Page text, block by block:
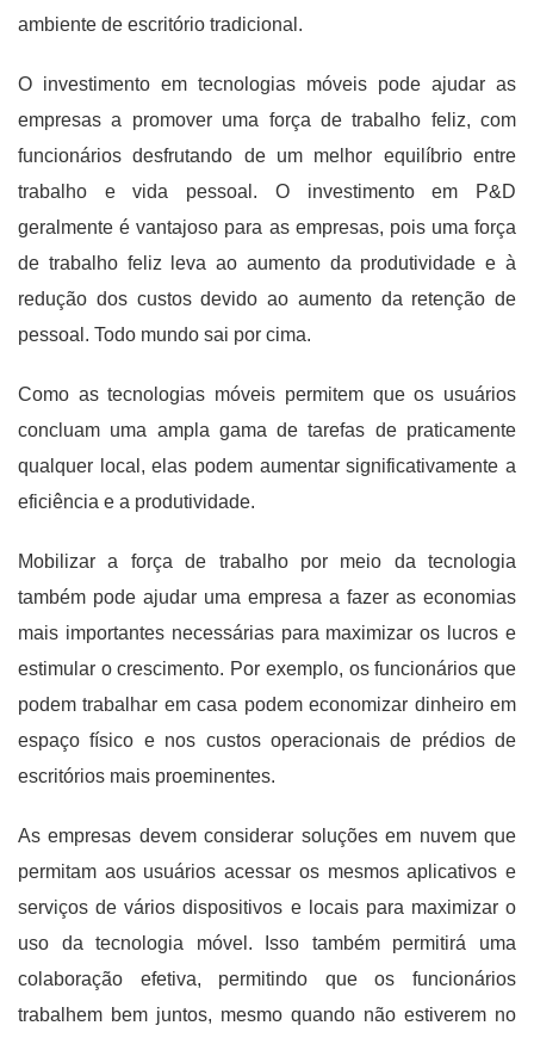
ambiente de escritório tradicional.
O investimento em tecnologias móveis pode ajudar as
empresas a promover uma força de trabalho feliz, com
funcionários desfrutando de um melhor equilíbrio entre
trabalho e vida pessoal. O investimento em P&D
geralmente é vantajoso para as empresas, pois uma força
de trabalho feliz leva ao aumento da produtividade e à
redução dos custos devido ao aumento da retenção de
pessoal. Todo mundo sai por cima.
Como as tecnologias móveis permitem que os usuários
concluam uma ampla gama de tarefas de praticamente
qualquer local, elas podem aumentar significativamente a
eficiência e a produtividade.
Mobilizar a força de trabalho por meio da tecnologia
também pode ajudar uma empresa a fazer as economias
mais importantes necessárias para maximizar os lucros e
estimular o crescimento. Por exemplo, os funcionários que
podem trabalhar em casa podem economizar dinheiro em
espaço físico e nos custos operacionais de prédios de
escritórios mais proeminentes.
As empresas devem considerar soluções em nuvem que
permitam aos usuários acessar os mesmos aplicativos e
serviços de vários dispositivos e locais para maximizar o
uso da tecnologia móvel. Isso também permitirá uma
colaboração efetiva, permitindo que os funcionários
trabalhem bem juntos, mesmo quando não estiverem no